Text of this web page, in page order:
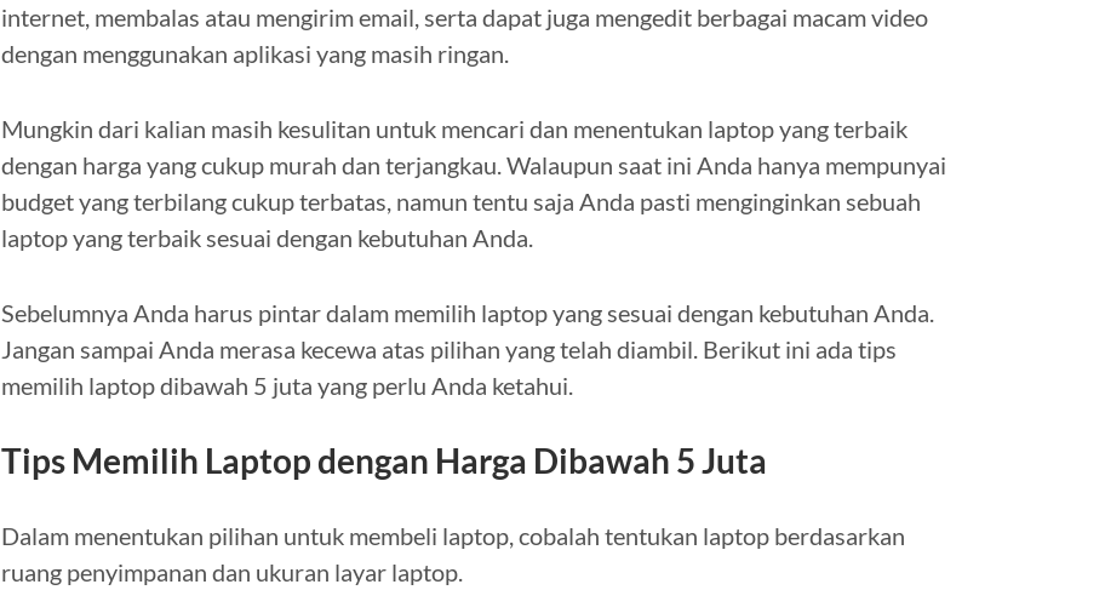
internet, membalas atau mengirim email, serta dapat juga mengedit berbagai macam video
dengan menggunakan aplikasi yang masih ringan.
Mungkin dari kalian masih kesulitan untuk mencari dan menentukan laptop yang terbaik
dengan harga yang cukup murah dan terjangkau. Walaupun saat ini Anda hanya mempunyai
budget yang terbilang cukup terbatas, namun tentu saja Anda pasti menginginkan sebuah
laptop yang terbaik sesuai dengan kebutuhan Anda.
Sebelumnya Anda harus pintar dalam memilih laptop yang sesuai dengan kebutuhan Anda.
Jangan sampai Anda merasa kecewa atas pilihan yang telah diambil. Berikut ini ada tips
memilih laptop dibawah 5 juta yang perlu Anda ketahui.
Tips Memilih Laptop dengan Harga Dibawah 5 Juta
Dalam menentukan pilihan untuk membeli laptop, cobalah tentukan laptop berdasarkan
ruang penyimpanan dan ukuran layar laptop.